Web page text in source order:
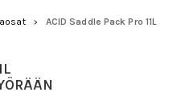
>
ACID Saddle Pack Pro 11L